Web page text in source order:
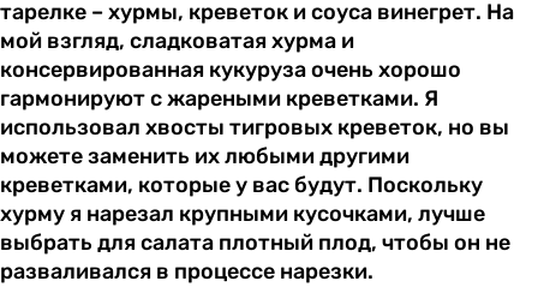
тарелке – хурмы, креветок и соуса винегрет. На
мой взгляд, сладковатая хурма и
консервированная кукуруза очень хорошо
гармонируют с жареными креветками. Я
использовал хвосты тигровых креветок, но вы
можете заменить их любыми другими
креветками, которые у вас будут. Поскольку
хурму я нарезал крупными кусочками, лучше
выбрать для салата плотный плод, чтобы он не
разваливался в процессе нарезки.